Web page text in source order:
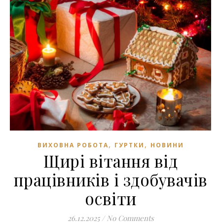
ВИХОВНА РОБОТА, ГУРТКИ , НОВИНИ
Щирі вітання від
працівників і здобувачів
освіти
26.12.2025 / No Comments